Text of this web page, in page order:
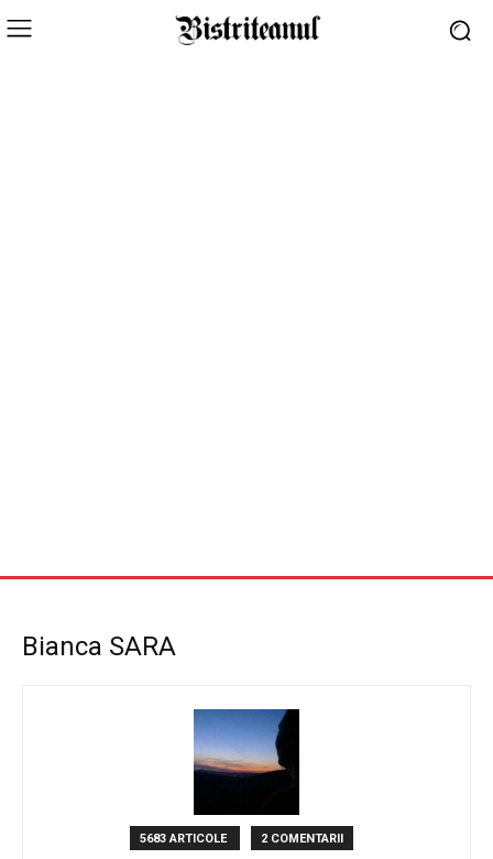
Bianca SARA
5683 ARTICOLE 2 COMENTARII